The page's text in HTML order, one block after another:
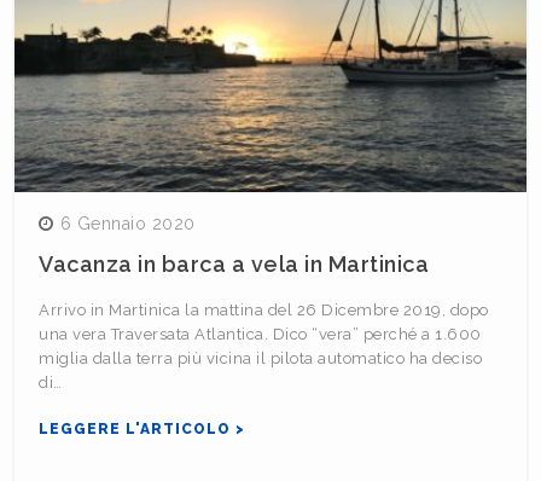
6 Gennaio 2020
Vacanza in barca a vela in Martinica
Arrivo in Martinica la mattina del 26 Dicembre 2019, dopo
una vera Traversata Atlantica. Dico “vera” perché a 1.600
miglia dalla terra più vicina il pilota automatico ha deciso
di…
LEGGERE L'ARTICOLO >